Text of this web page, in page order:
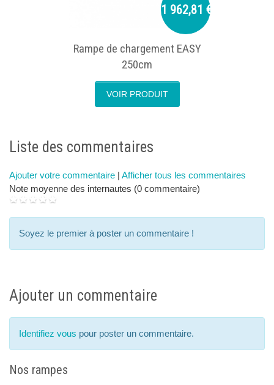
1 962,81 €
Rampe de chargement EASY
250cm
VOIR PRODUIT
Liste des commentaires
Ajouter votre commentaire | Afficher tous les commentaires
Note moyenne des internautes (0 commentaire)
Soyez le premier à poster un commentaire !
Ajouter un commentaire
Identifiez vous pour poster un commentaire.
Nos rampes